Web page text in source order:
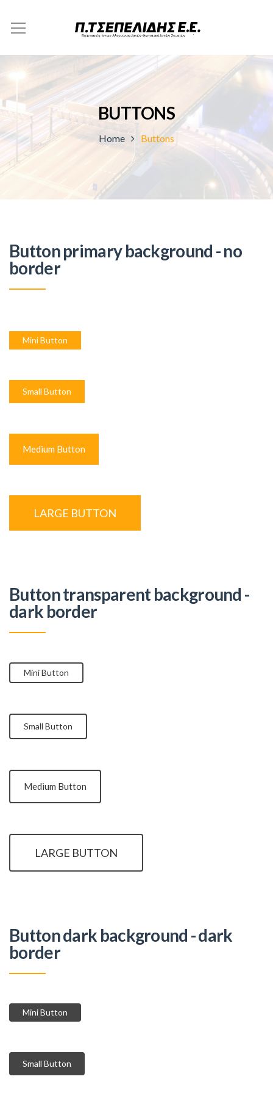
BUTTONS
Home Buttons
Button primary background - no
border
Mini Button
Small Button
Medium Button
LARGE BUTTON
Button transparent background -
dark border
Mini Button
Small Button
Medium Button
LARGE BUTTON
Button dark background - dark
border
Mini Button
Small Button